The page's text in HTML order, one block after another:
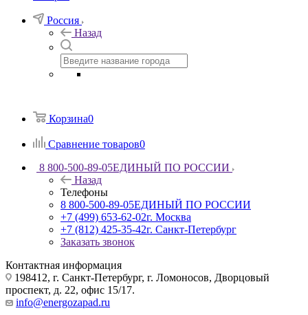
Россия
Назад
Корзина0
Сравнение товаров0
8 800-500-89-05ЕДИНЫЙ ПО РОССИИ
Назад
Телефоны
8 800-500-89-05ЕДИНЫЙ ПО РОССИИ
+7 (499) 653-62-02г. Москва
+7 (812) 425-35-42г. Санкт-Петербург
Заказать звонок
Контактная информация
198412, г. Санкт-Петербург, г. Ломоносов, Дворцовый
проспект, д. 22, офис 15/17.
info@energozapad.ru